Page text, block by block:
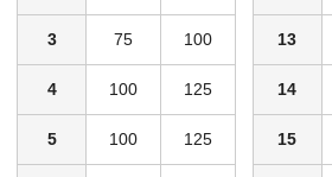
3 75 100
4 100 125
5 100 125
13
14
15